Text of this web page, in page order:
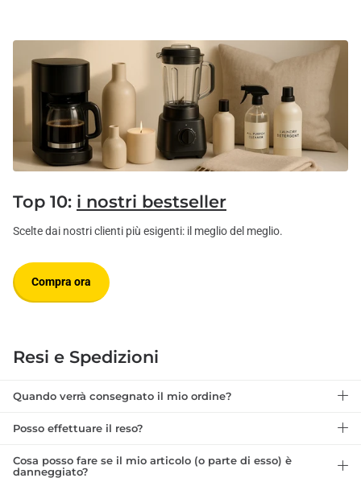
Top 10: i nostri bestseller
Scelte dai nostri clienti più esigenti: il meglio del meglio.
Compra ora
Resi e Spedizioni
Quando verrà consegnato il mio ordine?
Posso effettuare il reso?
Cosa posso fare se il mio articolo (o parte di esso) è
danneggiato?